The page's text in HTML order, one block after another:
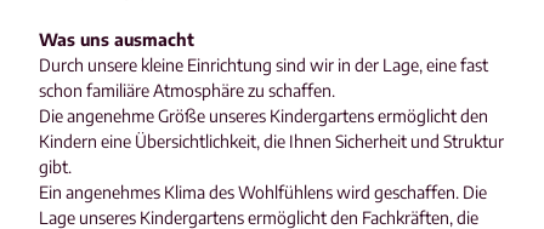
Was uns ausmacht
Durch unsere kleine Einrichtung sind wir in der Lage, eine fast
schon familiäre Atmosphäre zu schaffen.
Die angenehme Größe unseres Kindergartens ermöglicht den
Kindern eine Übersichtlichkeit, die Ihnen Sicherheit und Struktur
gibt.
Ein angenehmes Klima des Wohlfühlens wird geschaffen. Die
Lage unseres Kindergartens ermöglicht den Fachkräften, die